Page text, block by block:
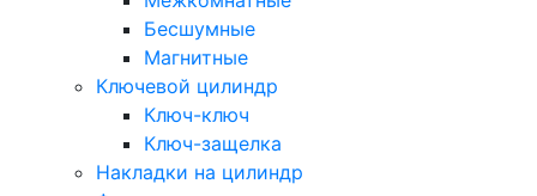
Бесшумные
Магнитные
Ключевой цилиндр
Ключ-ключ
Ключ-защелка
Накладки на цилиндр